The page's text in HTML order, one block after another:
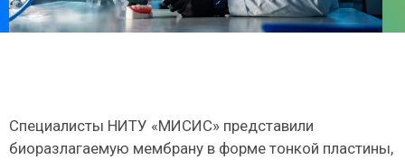
Специалисты НИТУ «МИСИС» представили
биоразлагаемую мембрану в форме тонкой пластины,